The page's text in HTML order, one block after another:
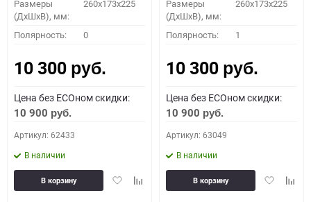
Размеры
(ДхШхВ), мм:
260x173x225
Полярность: 0
10 300 руб.
Цена без ECOном скидки:
10 900 руб.
Артикул: 62433
В наличии
ДобавитьДобавить
В корзину
Размеры
(ДхШхВ), мм:
260x173x225
Полярность: 1
10 300 руб.
Цена без ECOном скидки:
10 900 руб.
Артикул: 63049
В наличии
Добавить
В корзину